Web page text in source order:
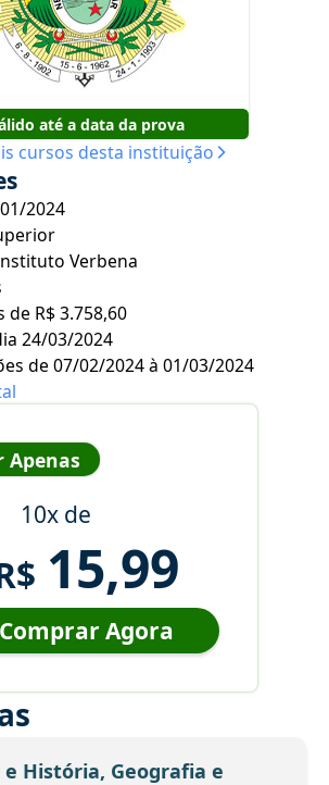
até a data da prova
cursos desta instituição
2024
Verbena
de R$ 3.758,60
24/03/2024
de 07/02/2024 à 01/03/2024
Apenas
10x de
15,99
Comprar Agora
História, Geografia e